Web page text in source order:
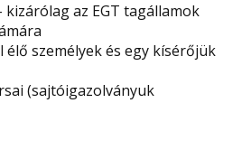
kizárólag az EGT tagállamok
élő személyek és egy kísérőjük
(sajtóigazolványuk